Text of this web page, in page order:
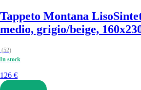
Tappeto Montana Liso
medio, grigio/beige,
(52)
In stock
126 €